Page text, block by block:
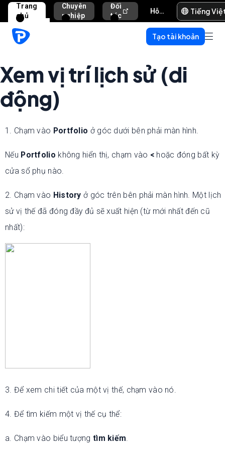
Trang
chủ
Chuyên
nghiệp
Đối
tác
Hỗ trợ và trợ giúp Tiếng
Tạo tài khoản
Xem vị trí lịch sử (di
động)
1. Chạm vào Portfolio ở góc dưới bên phải màn hình.
Nếu Portfolio không hiển thị, chạm vào < hoặc đóng bất kỳ
cửa sổ phụ nào.
2. Chạm vào History ở góc trên bên phải màn hình. Một lịch
sử vị thế đã đóng đầy đủ sẽ xuất hiện (từ mới nhất đến cũ
nhất):
3. Để xem chi tiết của một vị thế, chạm vào nó.
4. Để tìm kiếm một vị thế cụ thể:
a. Chạm vào biểu tượng tìm kiếm